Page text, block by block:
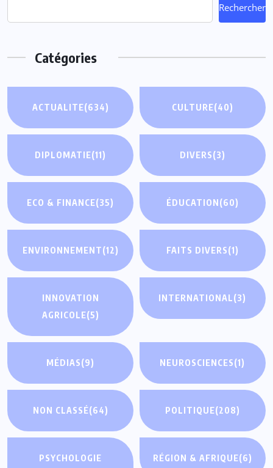
Rechercher
Catégories
ACTUALITE(634) CULTURE(40)
DIPLOMATIE(11) DIVERS(3)
ECO & FINANCE(35) ÉDUCATION(60)
ENVIRONNEMENT(12) FAITS DIVERS(1)
INNOVATION
AGRICOLE(5)
INTERNATIONAL(3)
MÉDIAS(9) NEUROSCIENCES(1)
NON CLASSÉ(64) POLITIQUE(208)
PSYCHOLOGIE RÉGION & AFRIQUE(6)